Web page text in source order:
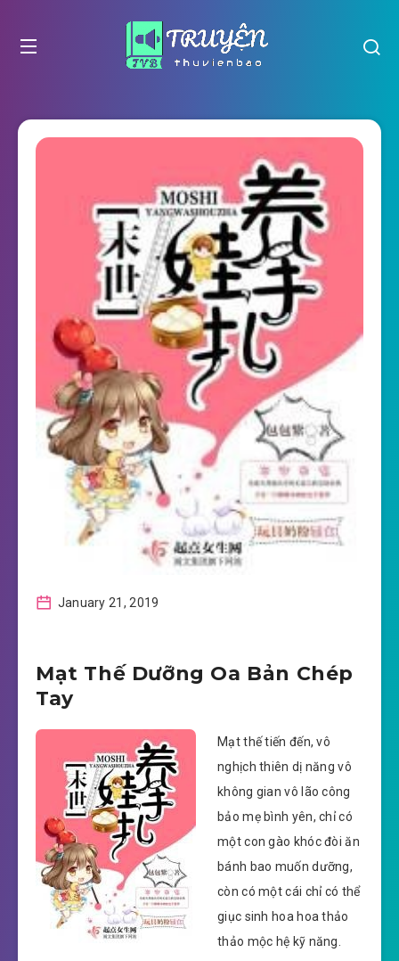
January 21, 2019
Mạt Thế Dưỡng Oa Bản Chép
Tay
Mạt thế tiến đến, vô
nghịch thiên dị năng vô
không gian vô lão công
bảo mẹ bình yên, chỉ có
một con gào khóc đòi ăn
bánh bao muốn dưỡng,
còn có một cái chỉ có thể
giục sinh hoa hoa thảo
thảo mộc hệ kỹ năng.